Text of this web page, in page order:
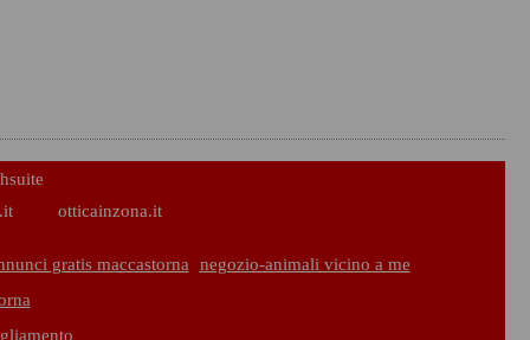
otticainzona.it
gratis maccastorna
negozio-animali vicino a me